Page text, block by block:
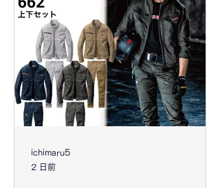
ichimaru5
2 日前